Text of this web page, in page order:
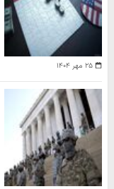
۲۵ مهر ۱۴۰۴